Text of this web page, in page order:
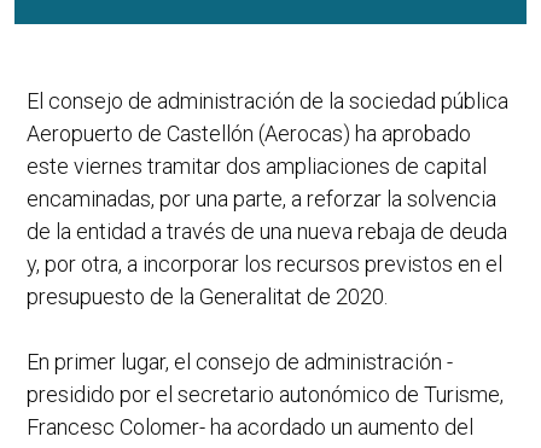
El consejo de administración de la sociedad pública
Aeropuerto de Castellón (Aerocas) ha aprobado
este viernes tramitar dos ampliaciones de capital
encaminadas, por una parte, a reforzar la solvencia
de la entidad a través de una nueva rebaja de deuda
y, por otra, a incorporar los recursos previstos en el
presupuesto de la Generalitat de 2020.
En primer lugar, el consejo de administración -
presidido por el secretario autonómico de Turisme,
Francesc Colomer- ha acordado un aumento del